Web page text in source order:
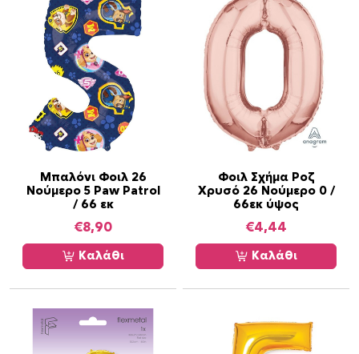
Μπαλόνι Φοιλ 26
Νούμερο 5 Paw Patrol
/ 66 εκ
€8,90
Καλάθι
Φοιλ Σχήμα Ροζ
Χρυσό 26 Νούμερο 0 /
66εκ ύψος
€4,44
Καλάθι